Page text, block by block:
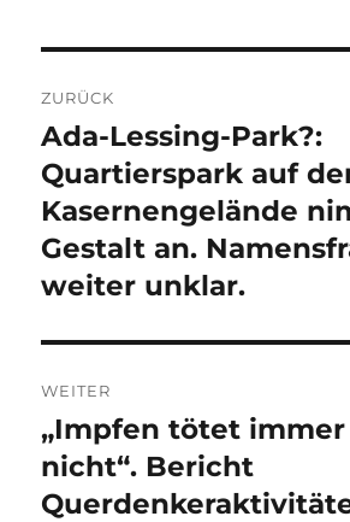
ZURÜCK
Vorheriger
Beitrag:
Ada-Lessing-Park?:
Quartierspark auf
Kasernengelände
Gestalt an.
weiter unklar.
WEITER
Nächster
Beitrag:
„Impfen tötet
nicht“. Bericht